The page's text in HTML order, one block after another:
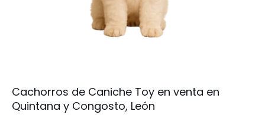
Cachorros de Caniche Toy en venta en
Quintana y Congosto, León